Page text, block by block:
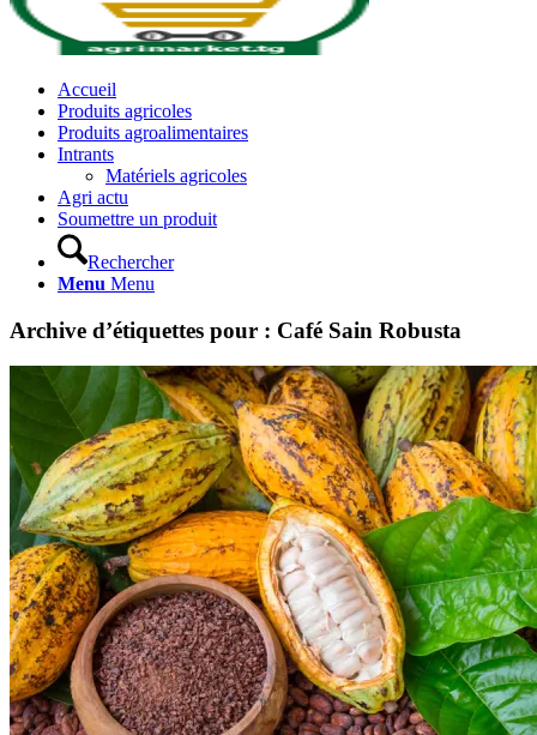
Accueil
Produits agricoles
Produits agroalimentaires
Intrants
Matériels agricoles
Agri actu
Soumettre un produit
Rechercher
Menu Menu
Archive d’étiquettes pour : Café Sain Robusta